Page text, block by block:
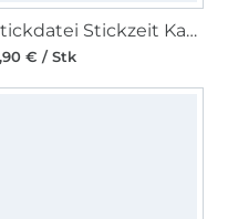
Stickdatei Stickzeit Kabelbeutel redwork
€ / Stk